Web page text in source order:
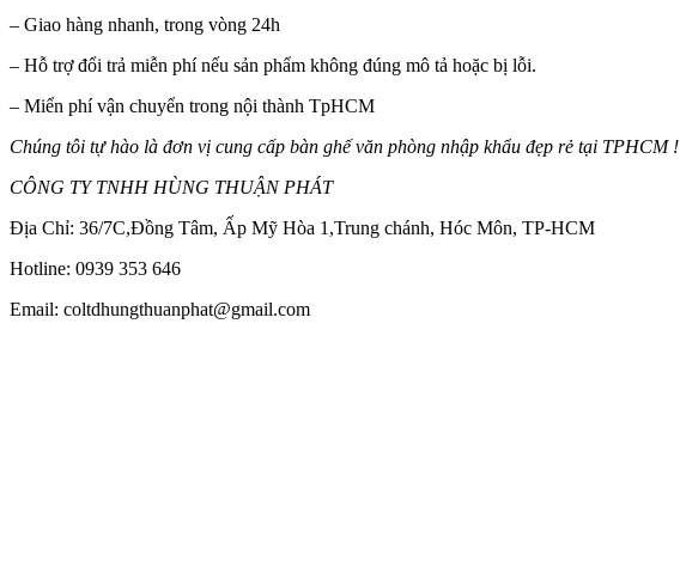
– Giao hàng nhanh, trong vòng 24h
– Hỗ trợ đổi trả miễn phí nếu sản phẩm không đúng mô tả hoặc bị lỗi.
– Miển phí vận chuyển trong nội thành TpHCM
Chúng tôi tự hào là đơn vị cung cấp bàn ghế văn phòng nhập khẩu đẹp rẻ tại TPHCM !
CÔNG TY TNHH HÙNG THUẬN PHÁT
Địa Chỉ: 36/7C,Đồng Tâm, Ấp Mỹ Hòa 1,Trung chánh, Hóc Môn, TP-HCM
Hotline: 0939 353 646
Email: coltdhungthuanphat@gmail.com